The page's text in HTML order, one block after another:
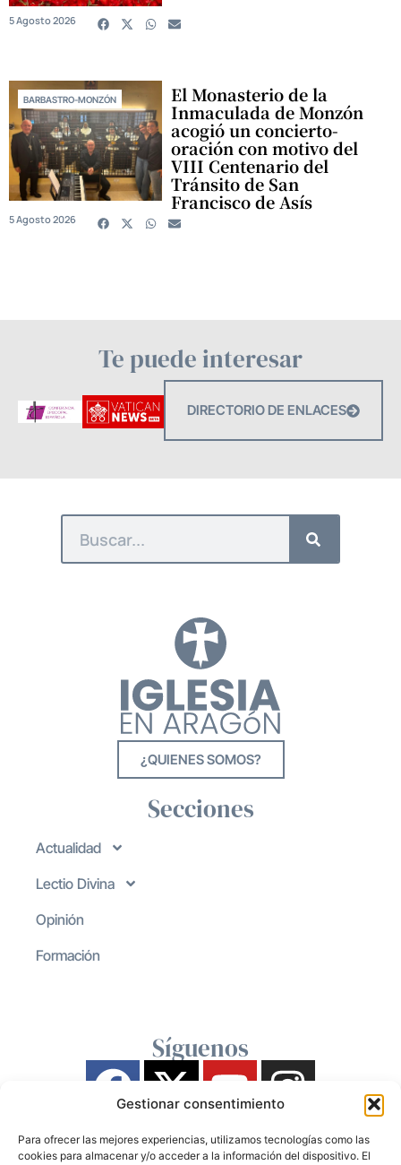
Gestionar consentimiento
Para ofrecer las mejores experiencias, utilizamos tecnologías como las
cookies para almacenar y/o acceder a la información del dispositivo. El
5 Agosto 2026
BARBASTRO-MONZÓN El Monasterio de la
Inmaculada de Monzón
acogió un concierto-
oración con motivo del
VIII Centenario del
Tránsito de San
Francisco de Asís
5 Agosto 2026
Te puede interesar
DIRECTORIO DE ENLACES
¿QUIENES SOMOS?
Secciones
Actualidad
Lectio Divina
Opinión
Formación
Síguenos